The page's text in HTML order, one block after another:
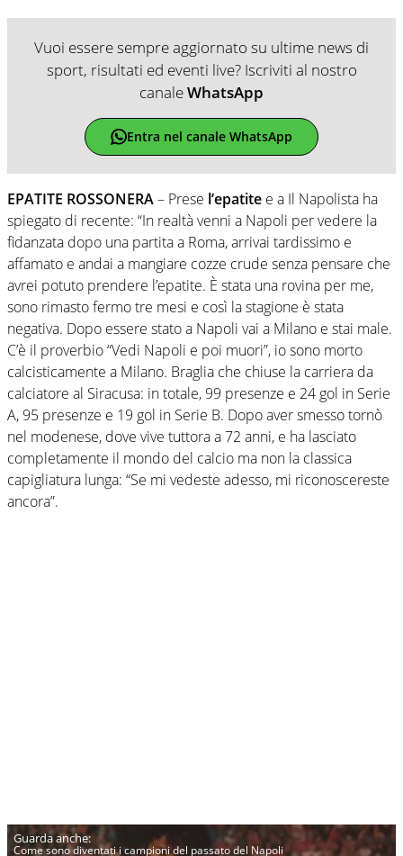
Vuoi essere sempre aggiornato su ultime news di
sport, risultati ed eventi live? Iscriviti al nostro
canaleWhatsApp
Entra nel canale WhatsApp
EPATITE ROSSONERA– Prese l’epatite e a Il Napolista ha
spiegato di recente: “In realtà venni a Napoli per vedere la
fidanzata dopo una partita a Roma, arrivai tardissimo e
affamato e andai a mangiare cozze crude senza pensare che
avrei potuto prendere l’epatite. È stata una rovina per me,
sono rimasto fermo tre mesi e così la stagione è stata
negativa. Dopo essere stato a Napoli vai a Milano e stai male.
C’è il proverbio “Vedi Napoli e poi muori”, io sono morto
calcisticamente a Milano. Braglia che chiuse la carriera da
calciatore al Siracusa: in totale, 99 presenze e 24 gol in Serie
A, 95 presenze e 19 gol in Serie B. Dopo aver smesso tornò
nel modenese, dove vive tuttora a 72 anni, e ha lasciato
completamente il mondo del calcio ma non la classica
capigliatura lunga: “Se mi vedeste adesso, mi riconoscereste
ancora”.
Come sono diventati i campioni del passato del Napoli